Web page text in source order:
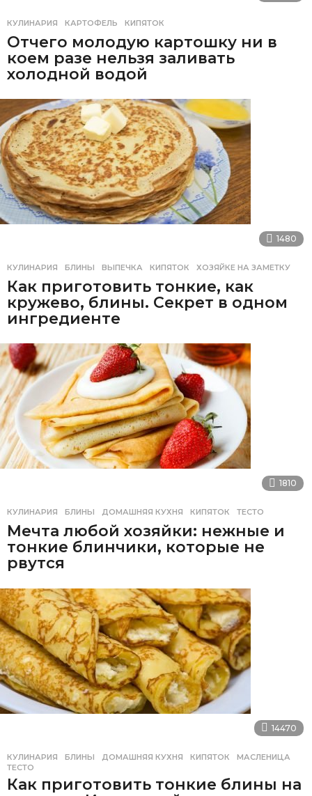
КУЛИНАРИЯ КАРТОФЕЛЬ ,КИПЯТОК
Отчего молодую картошку ни в
коем разе нельзя заливать
холодной водой
1480
КУЛИНАРИЯ БЛИНЫ ,ВЫПЕЧКА ,КИПЯТОК ,ХОЗЯЙКЕ НА ЗАМЕТКУ
Как приготовить тонкие, как
кружево, блины. Секрет в одном
ингредиенте
1810
КУЛИНАРИЯ БЛИНЫ ,ДОМАШНЯЯ КУХНЯ ,КИПЯТОК ,ТЕСТО
Мечта любой хозяйки: нежные и
тонкие блинчики, которые не
рвутся
14470
КУЛИНАРИЯ БЛИНЫ ,ДОМАШНЯЯ КУХНЯ ,КИПЯТОК ,МАСЛЕНИЦА
ТЕСТО
Как приготовить тонкие блины на